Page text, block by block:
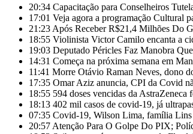
20:34 Capacitação para Conselheiros
17:01 Veja agora a programação Cultural
21:23 Após Receber R$21,4 Milhões Do
18:55 Violinista Victor Camilo encanta a
19:03 Deputado Péricles Faz Manobra
14:31 Começa na próxima semana em
11:41 Morre Otávio Raman Neves, dono
17:35 Omar Aziz anuncia, CPI da Covid
18:55 594 doses vencidas da AstraZeneca
18:13 402 mil casos de covid-19, já
07:35 Covid-19, Wilson Lima, família
20:57 Atenção Para O Golpe Do PIX;